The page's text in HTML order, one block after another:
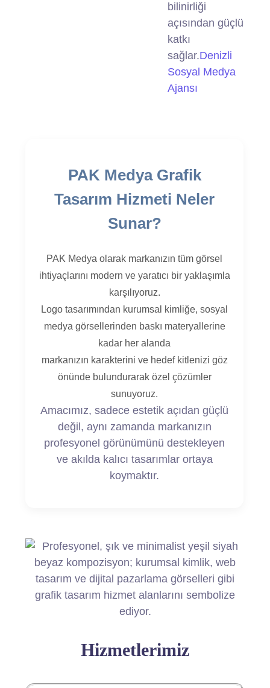
bilinirliği
açısından güçlü
katkı
sağlar.Denizli
Sosyal Medya
Ajansı
PAK Medya Grafik
Tasarım Hizmeti Neler
Sunar?
PAK Medya olarak markanızın tüm görsel
ihtiyaçlarını modern ve yaratıcı bir yaklaşımla
karşılıyoruz.
Logo tasarımından kurumsal kimliğe, sosyal
medya görsellerinden baskı materyallerine
kadar her alanda
markanızın karakterini ve hedef kitlenizi göz
önünde bulundurarak özel çözümler
sunuyoruz.
Amacımız, sadece estetik açıdan güçlü
değil, aynı zamanda markanızın
profesyonel görünümünü destekleyen
ve akılda kalıcı tasarımlar ortaya
koymaktır.
Hizmetlerimiz